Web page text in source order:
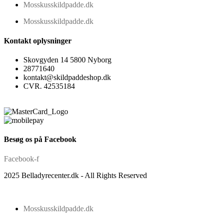
Mosskusskildpadde.dk
Mosskusskildpadde.dk
Kontakt oplysninger
Skovgyden 14 5800 Nyborg
28771640
kontakt@skildpaddeshop.dk
CVR. 42535184
Besøg os på Facebook
Facebook-f
2025 Belladyrecenter.dk - All Rights Reserved
Mosskusskildpadde.dk